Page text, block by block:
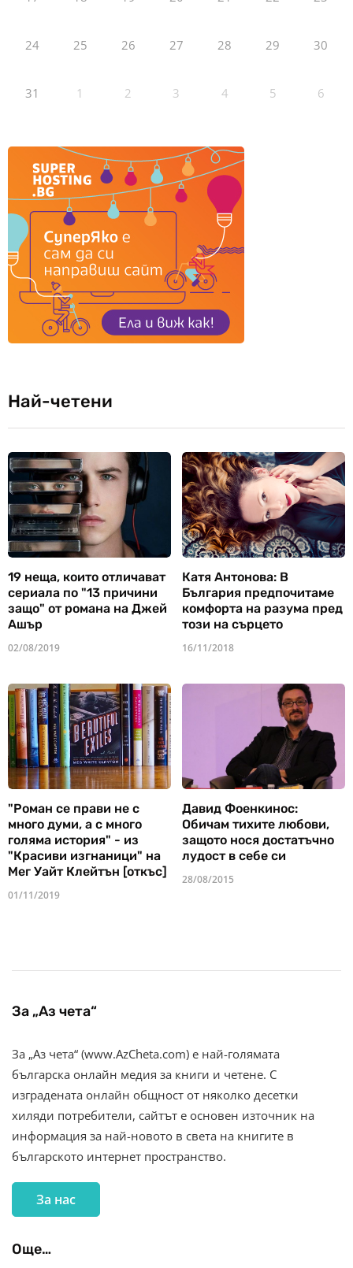
24 25 26 27 28 29 30
31 1 2 3 4 5 6
Най-четени
19 неща, които отличават
сериала по "13 причини
защо" от романа на Джей
Ашър
02/08/2019
Катя Антонова: В
България предпочитаме
комфорта на разума пред
този на сърцето
16/11/2018
"Роман се прави не с
много думи, а с много
голяма история" - из
"Красиви изгнаници" на
Мег Уайт Клейтън [откъс]
01/11/2019
Давид Фоенкинос:
Обичам тихите любови,
защото нося достатъчно
лудост в себе си
28/08/2015
За „Аз чета“
За „Аз чета“ (www.AzCheta.com) е най-голямата
българска онлайн медия за книги и четене. С
изградената онлайн общност от няколко десетки
хиляди потребители, сайтът е основен източник на
информация за най-новото в света на книгите в
българското интернет пространство.
За нас
Още…